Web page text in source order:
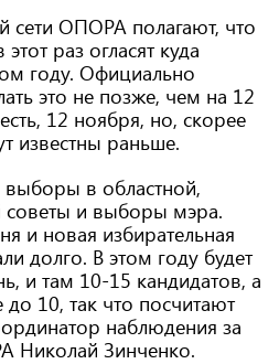
сети ОПОРА полагают, что
раз огласят куда
году. Официально
это не позже, чем на 12
12 ноября, но, скорее
известны раньше.
в областной,
и выборы мэра.
и новая избирательная
долго. В этом году будет
и там 10-15 кандидатов, а
10, так что посчитают
наблюдения за
Николай Зинченко.